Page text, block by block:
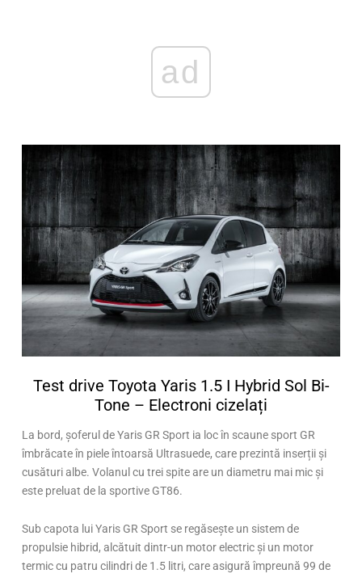
ad
Test drive Toyota Yaris 1.5 I Hybrid Sol Bi-
Tone – Electroni cizelați
La bord, șoferul de Yaris GR Sport ia loc în scaune sport GR
îmbrăcate în piele întoarsă Ultrasuede, care prezintă inserții și
cusături albe. Volanul cu trei spite are un diametru mai mic și
este preluat de la sportive GT86.
Sub capota lui Yaris GR Sport se regăsește un sistem de
propulsie hibrid, alcătuit dintr-un motor electric și un motor
termic cu patru cilindri de 1.5 litri, care asigură împreună 99 de